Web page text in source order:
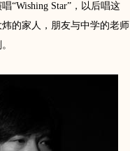
“Wishing Star”，以后唱这
的家人，朋友与中学的老师